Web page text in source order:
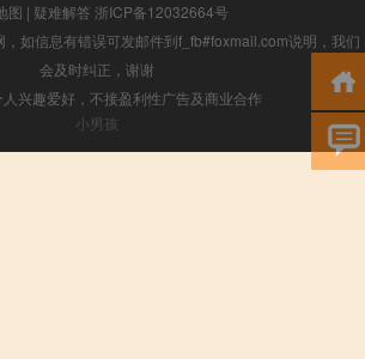
图 | 疑难解答 浙ICP备12032664号
如信息有错误可发邮件到f_fb#foxmail.com说明，我们
会及时纠正，谢谢
兴趣爱好，不接盈利性广告及商业合作
小男孩